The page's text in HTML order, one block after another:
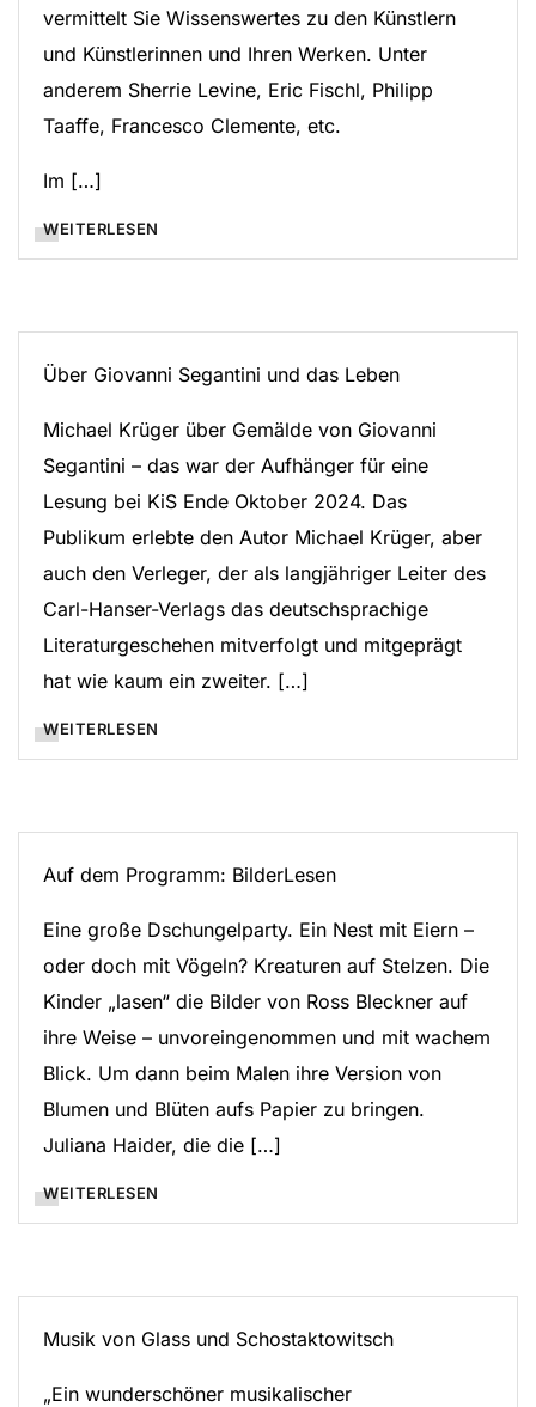
vermittelt Sie Wissenswertes zu den Künstlern
und Künstlerinnen und Ihren Werken. Unter
anderem Sherrie Levine, Eric Fischl, Philipp
Taaffe, Francesco Clemente, etc.
Im […]
WEITERLESEN
Über Giovanni Segantini und das Leben
Michael Krüger über Gemälde von Giovanni
Segantini – das war der Aufhänger für eine
Lesung bei KiS Ende Oktober 2024. Das
Publikum erlebte den Autor Michael Krüger, aber
auch den Verleger, der als langjähriger Leiter des
Carl-Hanser-Verlags das deutschsprachige
Literaturgeschehen mitverfolgt und mitgeprägt
hat wie kaum ein zweiter. […]
WEITERLESEN
Auf dem Programm: BilderLesen
Eine große Dschungelparty. Ein Nest mit Eiern –
oder doch mit Vögeln? Kreaturen auf Stelzen. Die
Kinder „lasen“ die Bilder von Ross Bleckner auf
ihre Weise – unvoreingenommen und mit wachem
Blick. Um dann beim Malen ihre Version von
Blumen und Blüten aufs Papier zu bringen.
Juliana Haider, die die […]
WEITERLESEN
Musik von Glass und Schostaktowitsch
„Ein wunderschöner musikalischer